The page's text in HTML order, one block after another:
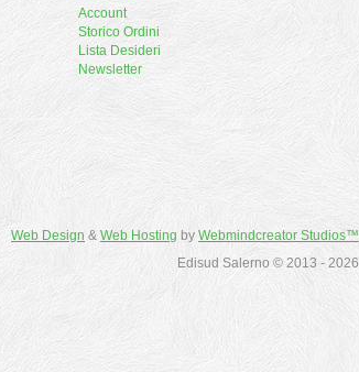
Account
Storico Ordini
Lista Desideri
Newsletter
Web Design & Web Hosting by Webmindcreator Studios™
Edisud Salerno © 2013 - 2026